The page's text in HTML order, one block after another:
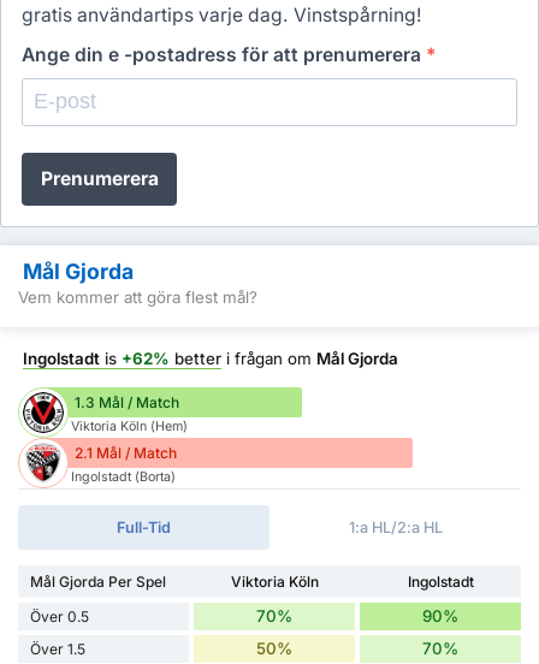
gratis användartips varje dag. Vinstspårning!
Ange din e -postadress för att prenumerera *
Prenumerera
Mål Gjorda
Vem kommer att göra flest mål?
Ingolstadt is +62% better i frågan om Mål Gjorda
1.3 Mål / Match
Viktoria Köln (Hem)
2.1 Mål / Match
Ingolstadt (Borta)
Full-Tid 1:a HL/2:a HL
Mål Gjorda Per Spel Viktoria Köln
Ingolstadt
Över 0.5
70% 90%
Över 1.5 50% 70%